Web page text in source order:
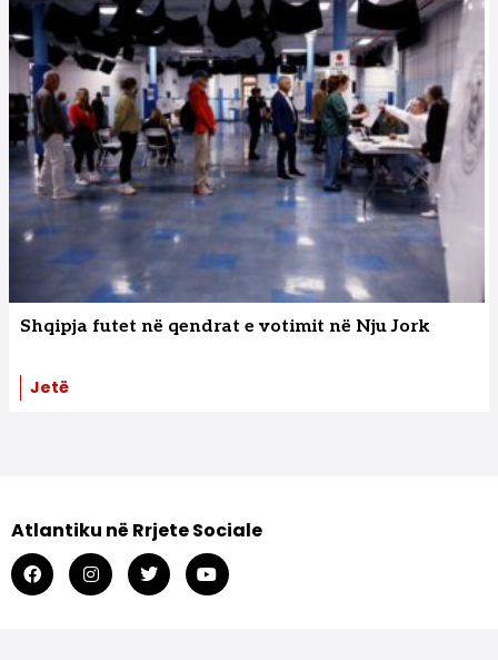
Shqipja futet në qendrat e votimit në Nju Jork
Jetë
Atlantiku në Rrjete Sociale